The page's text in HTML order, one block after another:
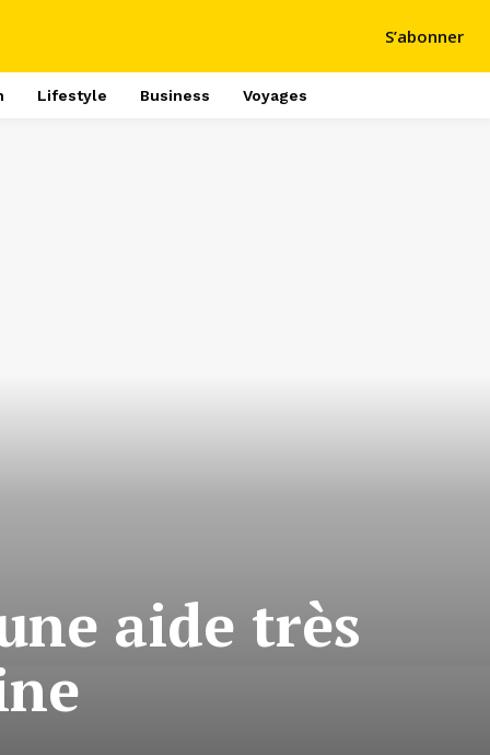
S’abonner
Lifestyle Business Voyages
aide très